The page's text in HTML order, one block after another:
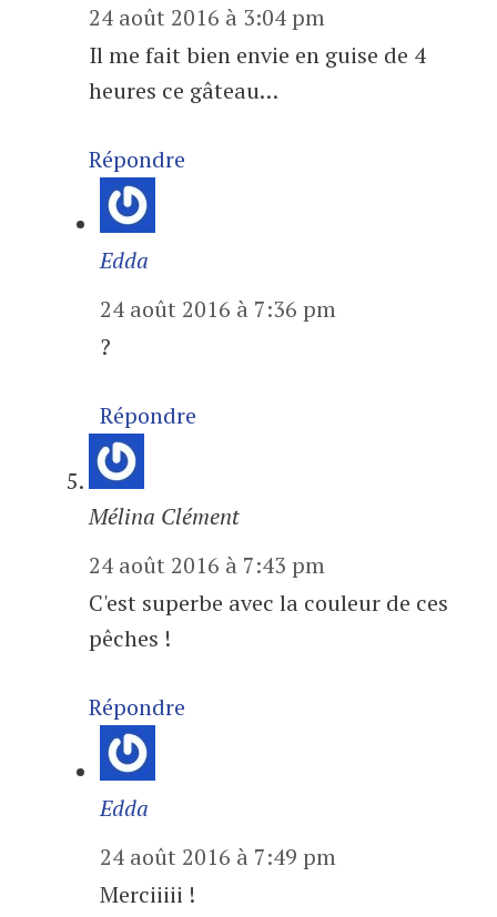
24 août 2016 à 3:04 pm
Il me fait bien envie en guise de 4
heures ce gâteau…
Répondre
Edda
24 août 2016 à 7:36 pm
?
Répondre
Mélina Clément
24 août 2016 à 7:43 pm
C'est superbe avec la couleur de ces
pêches !
Répondre
Edda
24 août 2016 à 7:49 pm
Merciiiii !